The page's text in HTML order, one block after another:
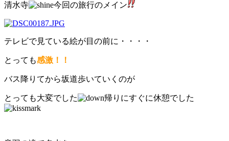
清水寺 今回の旅行のメイン
テレビで見ている絵が目の前に・・・・
とっても感激！！
バス降りてから坂道歩いていくのが
とっても大変でした 帰りにすぐに休憩でした